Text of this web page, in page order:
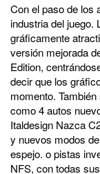
Con el paso de los
industria del juego.
gráficamente
versión mejorada
Edition,
decir que los
momento.
como 4 autos
Italdesign Nazca
y nuevos modos
espejo. o pistas
NFS, con todas